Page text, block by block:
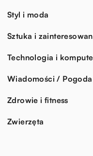
Styl i moda
Sztuka i
Technologia i
Wiadomości /
Zdrowie i fitness
Zwierzęta